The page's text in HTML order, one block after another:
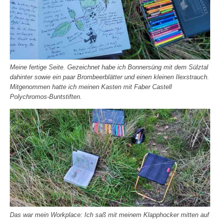
Meine fertige Seite. Gezeichnet habe ich Bonnersüng mit dem Sülztal
dahinter sowie ein paar Brombeerblätter und einen kleinen Ilexstrauch.
Mitgenommen hatte ich meinen Kasten mit Faber Castell
Polychromos-Buntstiften.
Das war mein Workplace: Ich saß mit meinem Klapphocker mitten auf